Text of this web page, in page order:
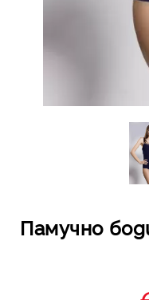
Памучно